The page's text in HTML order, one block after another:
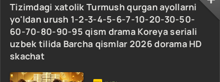
Tizimdagi xatolik Turmush qurgan ayollarni
yo'ldan urush 1-2-3-4-5-6-7-10-20-30-50-
60-70-80-90-95 qism drama Koreya seriali
uzbek tilida Barcha qismlar 2026 dorama HD
skachat